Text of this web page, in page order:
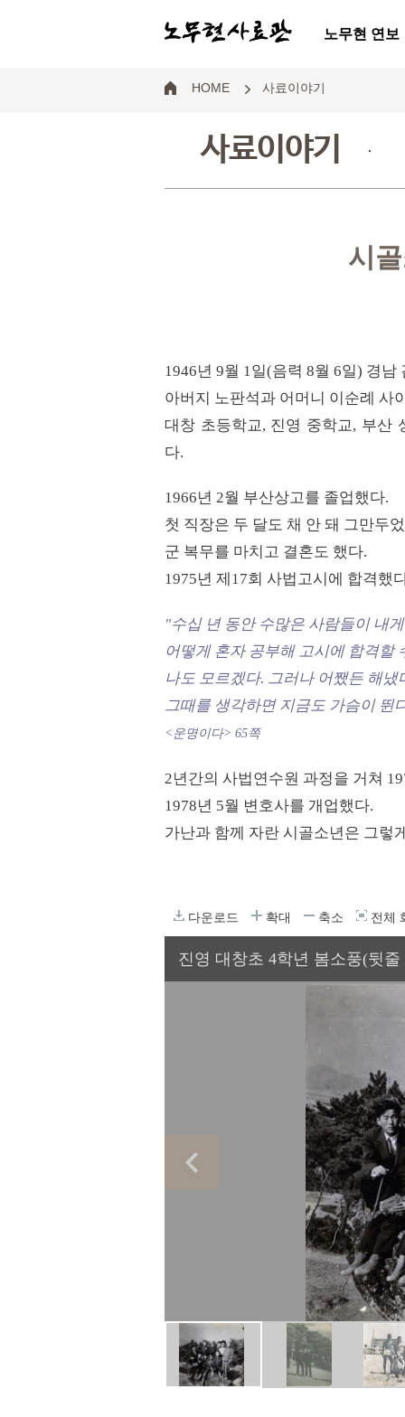
노무현 연보
HOME 사료이야기
사료이야기 .
시
1946년 9월 1일(음력 8월 6일) 경남
아버지 노판석과 어머니 이순례 사
대창 초등학교, 진영 중학교, 부산
다.
1966년 2월 부산상고를 졸업했다.
첫 직장은 두 달도 채 안 돼 그만두
군 복무를 마치고 결혼도 했다.
1975년 제17회 사법고시에 합격했
"수십 년 동안 수많은 사람들이 내
어떻게 혼자 공부해 고시에 합격할
나도 모르겠다. 그러나 어쨌든 해냈
그때를 생각하면 지금도 가슴이 뛴
<운명이다> 65쪽
2년간의 사법연수원 과정을 거쳐
1978년 5월 변호사를 개업했다.
가난과 함께 자란 시골소년은 그렇
다운로드 확대 축소 전체
진영 대창초 4학년 봄소풍(뒷